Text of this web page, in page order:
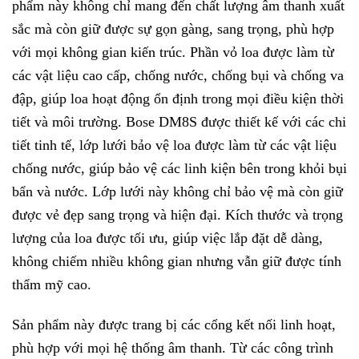
phẩm này không chỉ mang đến chất lượng âm thanh xuất
sắc mà còn giữ được sự gọn gàng, sang trọng, phù hợp
với mọi không gian kiến trúc. Phần vỏ loa được làm từ
các vật liệu cao cấp, chống nước, chống bụi và chống va
đập, giúp loa hoạt động ổn định trong mọi điều kiện thời
tiết và môi trường. Bose DM8S được thiết kế với các chi
tiết tinh tế, lớp lưới bảo vệ loa được làm từ các vật liệu
chống nước, giúp bảo vệ các linh kiện bên trong khỏi bụi
bẩn và nước. Lớp lưới này không chỉ bảo vệ mà còn giữ
được vẻ đẹp sang trọng và hiện đại. Kích thước và trọng
lượng của loa được tối ưu, giúp việc lắp đặt dễ dàng,
không chiếm nhiều không gian nhưng vẫn giữ được tính
thẩm mỹ cao.
Sản phẩm này được trang bị các cổng kết nối linh hoạt,
phù hợp với mọi hệ thống âm thanh. Từ các công trình